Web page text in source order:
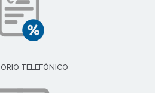
TELEFÓNICO